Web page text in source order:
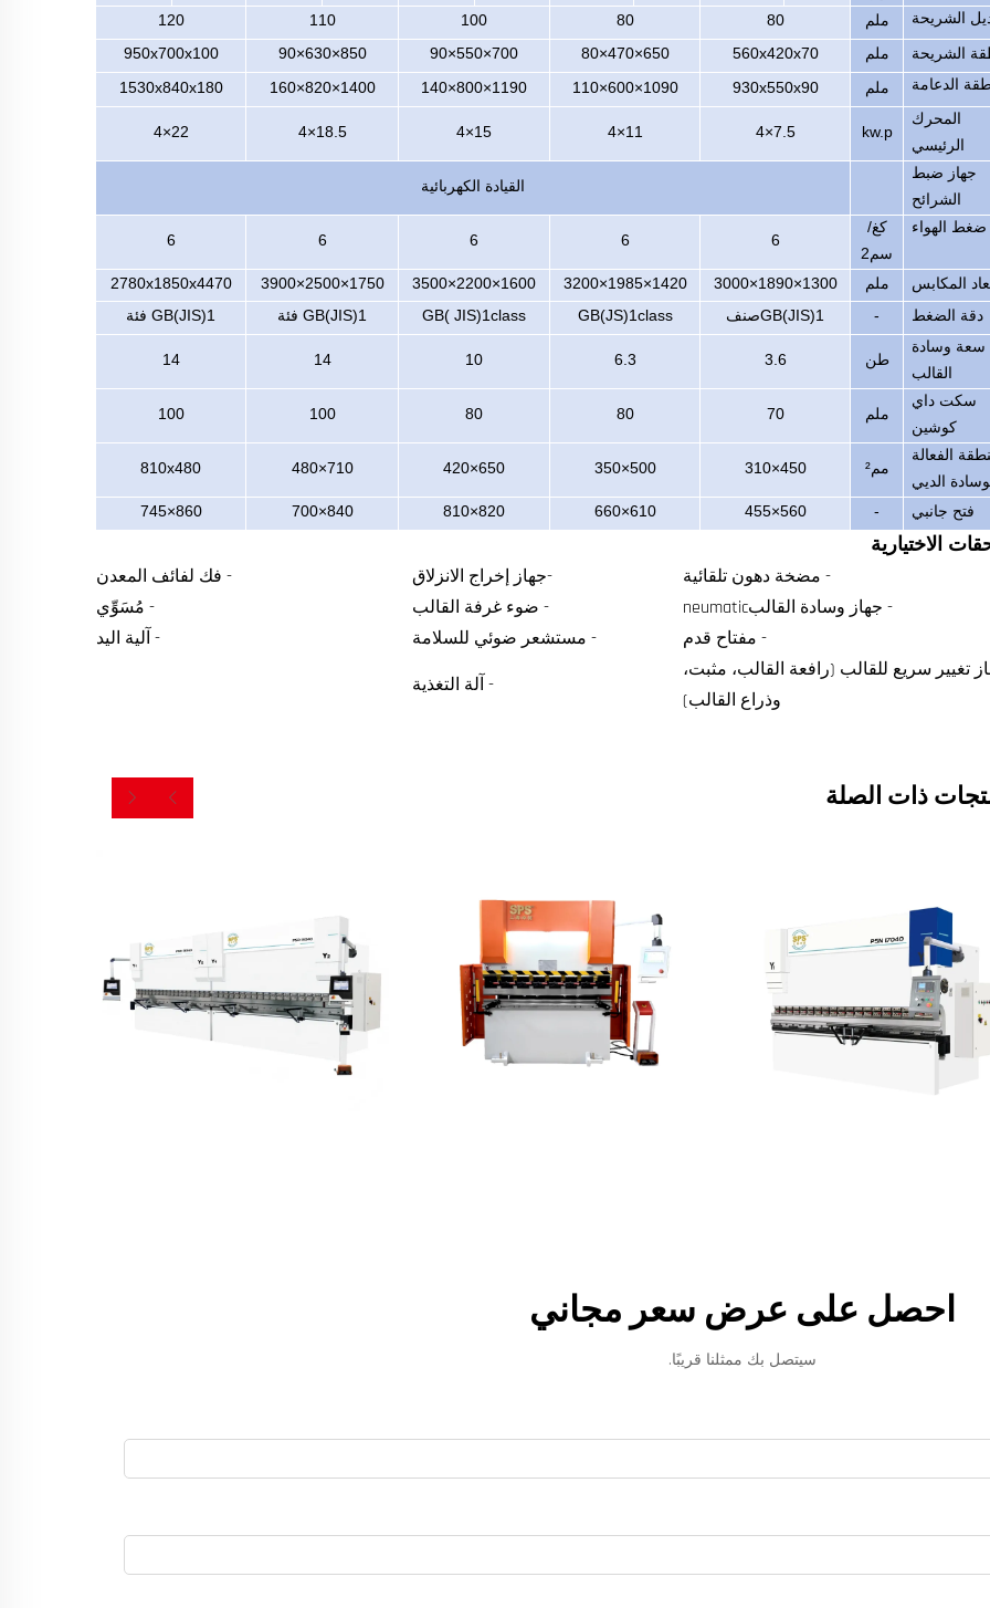
الشريحة ملم 80
80
100
110
120
الشريحة
ملم 560x420x70
650×470×80
700×550×90
850×630×90
950x700x100
الدعامة
ملم 930x550x90
1090×600×110
1190×800×140
1400×820×160
1530x840x180
المحرك
الرئيسي
kw.p
7.5×4
11×4
15×4
18.5×4
22×4
جهاز ضبط
الشرائح
القيادة الكهربائية
ضغط الهواء
كغ/
سم2
6
6
6
6
6
المكابس ملم 1300×1890×3000
1420×1985×3200
1600×2200×3500
1750×2500×3900
2780x1850x4470
دقة الضغط
- GB(JIS)1صنف GB(JS)1class
GB( JIS)1class GB(JIS)1 فئة
GB(JIS)1 فئة
سعة وسادة
القالب
طن 3.6
6.3
10
14
14
سكت داي
كوشين
ملم 70
80
80
100
100
الفعالة
الديي
مم² 450×310
500×350
650×420
710×480
810x480
فتح جانبي -
560×455
610×660
820×810
840×700
860×745
الاختيارية
- مضخة دهون تلقائية -جهاز إخراج الانزلاق
- فك لفائف المعدن
- جهاز وسادة القالبneumatic
- ضوء غرفة القالب
- مُسَوِّي
- مفتاح قدم
- مستشعر ضوئي للسلامة
- آلية اليد
تغيير سريع للقالب (رافعة القالب، مثبت،
وذراع القالب)
- آلة التغذية
ذات الصلة
احصل على عرض سعر مجاني
سيتصل بك ممثلنا قريبًا.